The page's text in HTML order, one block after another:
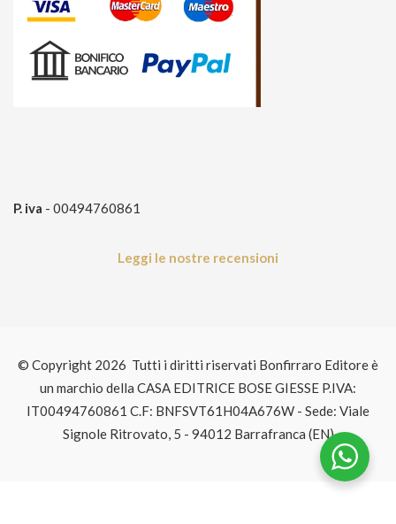
P. iva - 00494760861
Leggi le nostre recensioni
© Copyright 2026 Tutti i diritti riservati Bonfirraro Editore è
un marchio della CASA EDITRICE BOSE GIESSE P.IVA:
IT00494760861 C.F: BNFSVT61H04A676W - Sede: Viale
Signole Ritrovato, 5 - 94012 Barrafranca (EN)